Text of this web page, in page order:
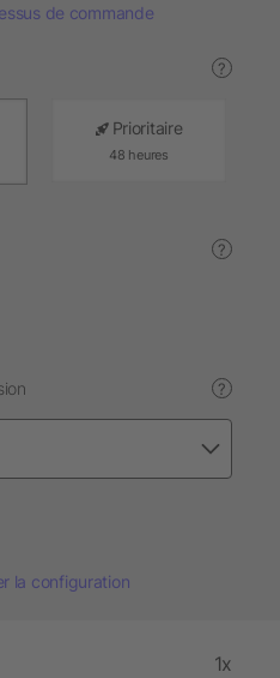
de commande
?
Prioritaire
48 heures
?
?
la configuration
1x